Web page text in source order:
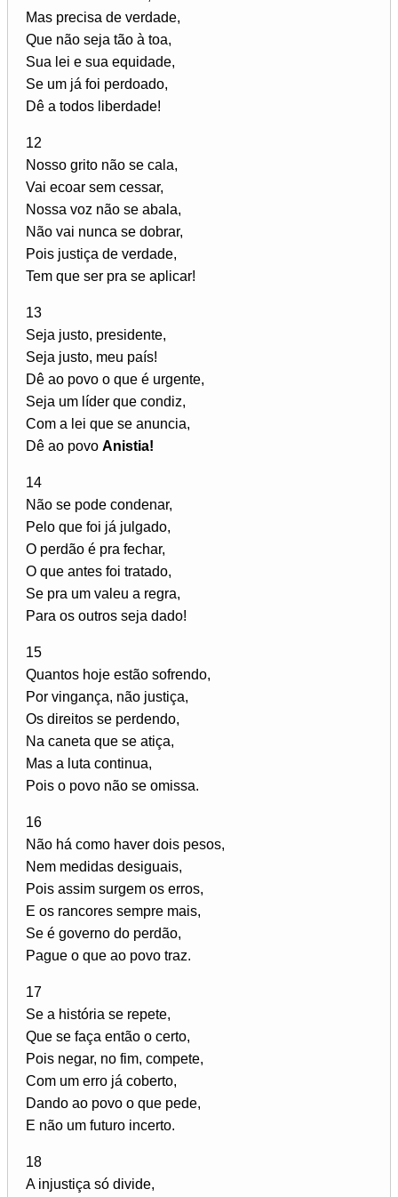
Mas precisa de verdade,
Que não seja tão à toa,
Sua lei e sua equidade,
Se um já foi perdoado,
Dê a todos liberdade!
12
Nosso grito não se cala,
Vai ecoar sem cessar,
Nossa voz não se abala,
Não vai nunca se dobrar,
Pois justiça de verdade,
Tem que ser pra se aplicar!
13
Seja justo, presidente,
Seja justo, meu país!
Dê ao povo o que é urgente,
Seja um líder que condiz,
Com a lei que se anuncia,
Dê ao povo Anistia!
14
Não se pode condenar,
Pelo que foi já julgado,
O perdão é pra fechar,
O que antes foi tratado,
Se pra um valeu a regra,
Para os outros seja dado!
15
Quantos hoje estão sofrendo,
Por vingança, não justiça,
Os direitos se perdendo,
Na caneta que se atiça,
Mas a luta continua,
Pois o povo não se omissa.
16
Não há como haver dois pesos,
Nem medidas desiguais,
Pois assim surgem os erros,
E os rancores sempre mais,
Se é governo do perdão,
Pague o que ao povo traz.
17
Se a história se repete,
Que se faça então o certo,
Pois negar, no fim, compete,
Com um erro já coberto,
Dando ao povo o que pede,
E não um futuro incerto.
18
A injustiça só divide,